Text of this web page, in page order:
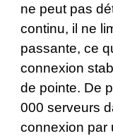
ne peut pas
continu, il ne
passante, ce
connexion
de pointe. De
000 serveurs
connexion par